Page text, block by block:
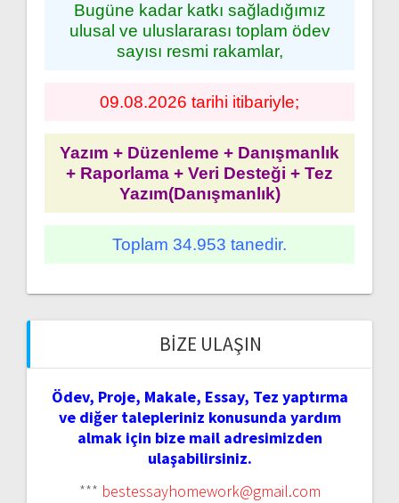
Bugüne kadar katkı sağladığımız
ulusal ve uluslararası toplam ödev
sayısı resmi rakamlar,
09.08.2026 tarihi itibariyle;
Yazım + Düzenleme + Danışmanlık
+ Raporlama + Veri Desteği + Tez
Yazım(Danışmanlık)
Toplam 34.953 tanedir.
BIZE ULAŞIN
Ödev, Proje, Makale, Essay, Tez yaptırma
ve diğer talepleriniz konusunda yardım
almak için bize mail adresimizden
ulaşabilirsiniz.
*** bestessayhomework@gmail.com